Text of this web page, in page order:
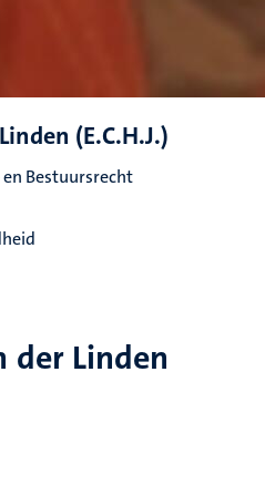
der Linden
(E.C.H.J.)
Bestuursrecht